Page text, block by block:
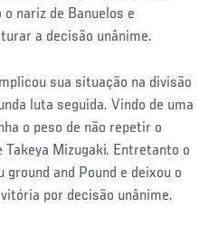
nariz de Banuelos e
a decisão unânime.
sua situação na divisão
luta seguida. Vindo de uma
o peso de não repetir o
Mizugaki. Entretanto o
and Pound e deixou o
por decisão unânime.